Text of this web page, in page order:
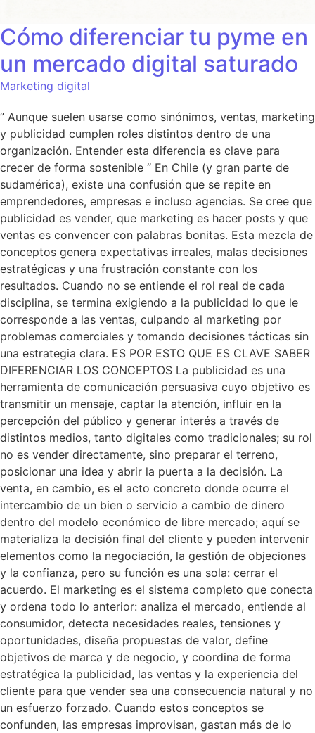
Cómo diferenciar tu pyme en
un mercado digital saturado
Marketing digital
” Aunque suelen usarse como sinónimos, ventas, marketing
y publicidad cumplen roles distintos dentro de una
organización. Entender esta diferencia es clave para
crecer de forma sostenible “ En Chile (y gran parte de
sudamérica), existe una confusión que se repite en
emprendedores, empresas e incluso agencias. Se cree que
publicidad es vender, que marketing es hacer posts y que
ventas es convencer con palabras bonitas. Esta mezcla de
conceptos genera expectativas irreales, malas decisiones
estratégicas y una frustración constante con los
resultados. Cuando no se entiende el rol real de cada
disciplina, se termina exigiendo a la publicidad lo que le
corresponde a las ventas, culpando al marketing por
problemas comerciales y tomando decisiones tácticas sin
una estrategia clara. ES POR ESTO QUE ES CLAVE SABER
DIFERENCIAR LOS CONCEPTOS La publicidad es una
herramienta de comunicación persuasiva cuyo objetivo es
transmitir un mensaje, captar la atención, influir en la
percepción del público y generar interés a través de
distintos medios, tanto digitales como tradicionales; su rol
no es vender directamente, sino preparar el terreno,
posicionar una idea y abrir la puerta a la decisión. La
venta, en cambio, es el acto concreto donde ocurre el
intercambio de un bien o servicio a cambio de dinero
dentro del modelo económico de libre mercado; aquí se
materializa la decisión final del cliente y pueden intervenir
elementos como la negociación, la gestión de objeciones
y la confianza, pero su función es una sola: cerrar el
acuerdo. El marketing es el sistema completo que conecta
y ordena todo lo anterior: analiza el mercado, entiende al
consumidor, detecta necesidades reales, tensiones y
oportunidades, diseña propuestas de valor, define
objetivos de marca y de negocio, y coordina de forma
estratégica la publicidad, las ventas y la experiencia del
cliente para que vender sea una consecuencia natural y no
un esfuerzo forzado. Cuando estos conceptos se
confunden, las empresas improvisan, gastan más de lo